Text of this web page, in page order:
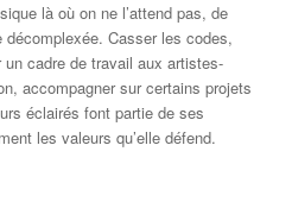
là où on ne l’attend pas, de
décomplexée. Casser les codes,
cadre de travail aux artistes-
accompagner sur certains projets
éclairés font partie de ses
les valeurs qu’elle défend.